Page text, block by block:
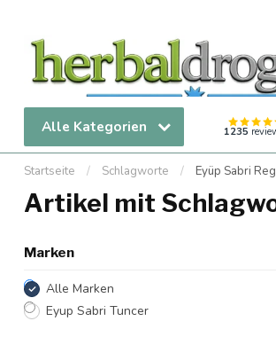
Alle Kategorien 1235
Startseite / Schlagworte / Eyüp Sabri
Artikel mit
Marken
Alle Marken
Eyup Sabri Tuncer